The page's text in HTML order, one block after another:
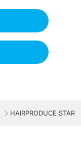
HAIRPRODUCE